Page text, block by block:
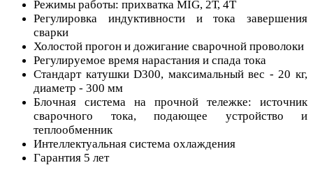
Режимы работы: прихватка MIG, 2Т, 4Т
Регулировка индуктивности и тока завершения
сварки
Холостой прогон и дожигание сварочной проволоки
Регулируемое время нарастания и спада тока
Cтандарт катушки D300, максимальный вес - 20 кг,
диаметр - 300 мм
Блочная система на прочной тележке: источник
сварочного тока, подающее устройство и
теплообменник
Интеллектуальная система охлаждения
Гарантия 5 лет